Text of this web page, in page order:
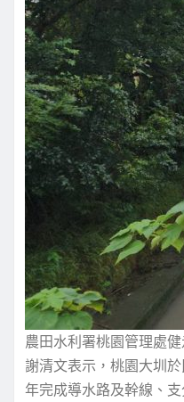
農田水利署桃園管理處
謝清文表示，桃園大圳
年完成導水路及幹線、